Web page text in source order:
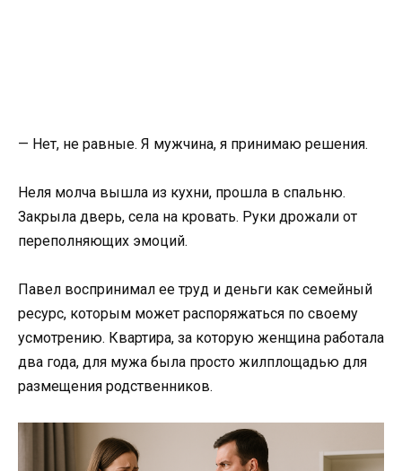
— Нет, не равные. Я мужчина, я принимаю решения.
Неля молча вышла из кухни, прошла в спальню.
Закрыла дверь, села на кровать. Руки дрожали от
переполняющих эмоций.
Павел воспринимал ее труд и деньги как семейный
ресурс, которым может распоряжаться по своему
усмотрению. Квартира, за которую женщина работала
два года, для мужа была просто жилплощадью для
размещения родственников.